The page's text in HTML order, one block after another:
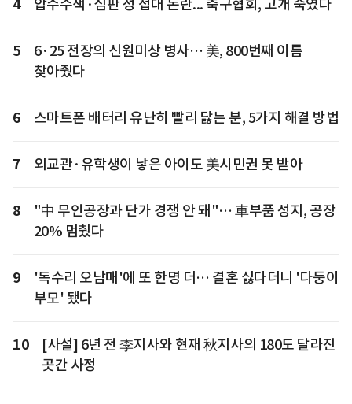
4 압수수색·심판 성 접대 논란... 축구협회, 고개 숙였다
5
6·25 전장의 신원미상 병사… 美, 800번째 이름
찾아줬다
6 스마트폰 배터리 유난히 빨리 닳는 분, 5가지 해결 방법
7 외교관·유학생이 낳은 아이도 美시민권 못 받아
8
"中 무인공장과 단가 경쟁 안 돼"… 車부품 성지, 공장
20% 멈췄다
9
'독수리 오남매'에 또 한명 더… 결혼 싫다더니 '다둥이
부모' 됐다
10
[사설] 6년 전 李지사와 현재 秋지사의 180도 달라진
곳간 사정